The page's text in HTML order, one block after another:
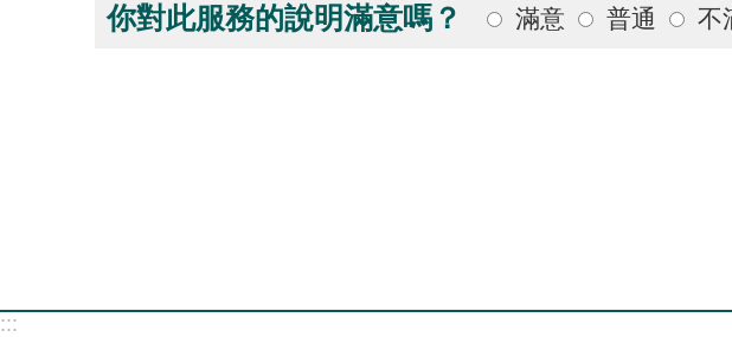
你對此服務的說明滿意嗎？ 滿意 普通 不
:::